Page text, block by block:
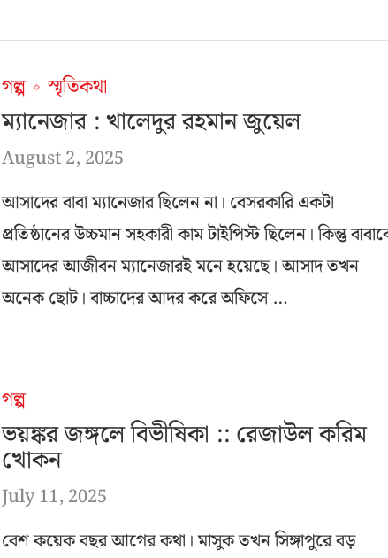
গল্প স্মৃতিকথা
ম্যানেজার : খালেদুর রহমান জুয়েল
August 2, 2025
আসাদের বাবা ম্যানেজার ছিলেন না। বেসরকারি একটা
প্রতিষ্ঠানের উচ্চমান সহকারী কাম টাইপিস্ট ছিলেন। কিন্তু
আসাদের আজীবন ম্যানেজারই মনে হয়েছে। আসাদ তখন
অনেক ছোট। বাচ্চাদের আদর করে অফিসে …
গল্প
ভয়ঙ্কর জঙ্গলে বিভীষিকা :: রেজাউল করিম
খোকন
July 11, 2025
বেশ কয়েক বছর আগের কথা। মাসুক তখন সিঙ্গাপুরে বড়